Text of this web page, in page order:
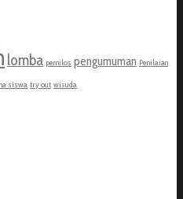
lomba pemilos pengumuman Penilaian
siswa try out wisuda